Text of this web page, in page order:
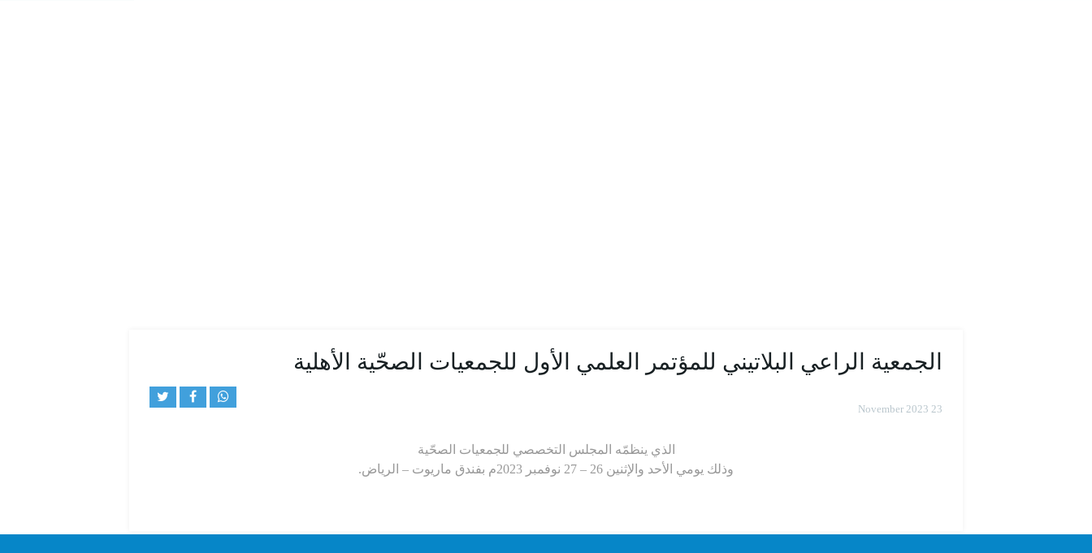
الجمعية الراعي البلاتيني للمؤتمر العلمي الأول للجمعيات الصحّية الأهلية
23 November 2023
الذي ينظمّه المجلس التخصصي للجمعيات الصحّية
وذلك يومي الأحد والإثنين 26 – 27 نوفمبر 2023م بفندق ماريوت – الرياض.